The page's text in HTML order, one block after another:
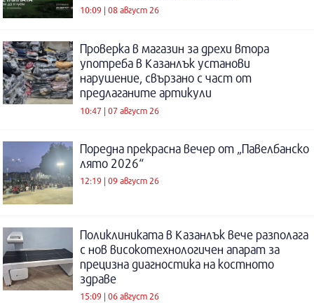
10:09 | 08 август 26
Проверка в магазин за дрехи втора
употреба в Казанлък установи
нарушение, свързано с част от
предлаганите артикули
10:47 | 07 август 26
Поредна прекрасна вечер от „Павелбанско
лято 2026“
12:19 | 09 август 26
Поликлиниката в Казанлък вече разполага
с нов високотехнологичен апарат за
прецизна диагностика на костното
здраве
15:09 | 06 август 26